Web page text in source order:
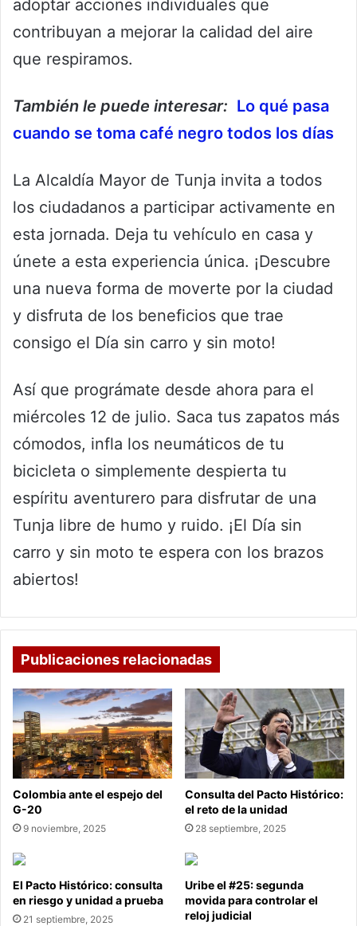
adoptar acciones individuales que
contribuyan a mejorar la calidad del aire
que respiramos.
También le puede interesar: Lo qué pasa
cuando se toma café negro todos los días
La Alcaldía Mayor de Tunja invita a todos
los ciudadanos a participar activamente en
esta jornada. Deja tu vehículo en casa y
únete a esta experiencia única. ¡Descubre
una nueva forma de moverte por la ciudad
y disfruta de los beneficios que trae
consigo el Día sin carro y sin moto!
Así que prográmate desde ahora para el
miércoles 12 de julio. Saca tus zapatos más
cómodos, infla los neumáticos de tu
bicicleta o simplemente despierta tu
espíritu aventurero para disfrutar de una
Tunja libre de humo y ruido. ¡El Día sin
carro y sin moto te espera con los brazos
abiertos!
Publicaciones relacionadas
Colombia ante el espejo del
G-20
9 noviembre, 2025
Consulta del Pacto Histórico:
el reto de la unidad
28 septiembre, 2025
El Pacto Histórico: consulta
en riesgo y unidad a prueba
21 septiembre, 2025
Uribe el #25: segunda
movida para controlar el
reloj judicial